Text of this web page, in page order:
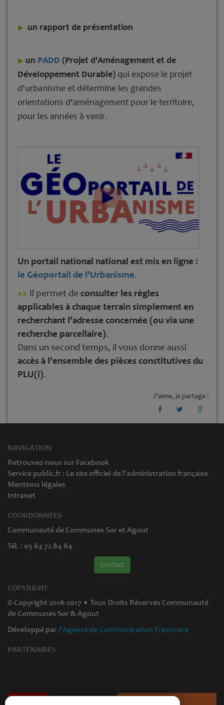
un rapport de présentation
un PADD (Projet d'Aménagement et de
Développement Durable) qui expose le projet
d'urbanisme et détermine les grandes
orientations d'aménagement pour le territoire,
pour les années à venir.
Un portail national national est mis en ligne :
le Géoportail de l’Urbanisme.
>> Il permet de consulter les règles
applicables à chaque terrain simplement en
recherchant l’adresse concernée (ou via une
recherche parcellaire).
Dans un second temps, il vous donne aussi
accès à l’ensemble des pièces constitutives du
PLU(i).
J'aime, je partage :
NAVIGATION
Retrouvez-nous sur Facebook
Service public.fr : Le site officiel de l'administration française
Mentions légales
Intranet
COORDONNÉES
Communauté de Communes Sor et Agout
Tél. : 05 63 72 84 84
Contact
COPYRIGHT
© Copyright 2016-2017 • Tous Droits Réservés Communauté
de Communes Sor & Agout
Développé par l'Agence de Communication Freshcore
PARTENAIRES